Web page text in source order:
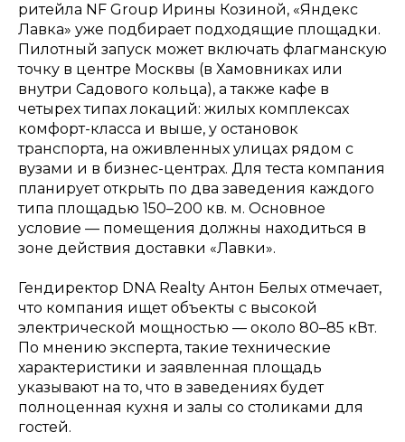
ритейла NF Group Ирины Козиной, «Яндекс
Лавка» уже подбирает подходящие площадки.
Пилотный запуск может включать флагманскую
точку в центре Москвы (в Хамовниках или
внутри Садового кольца), а также кафе в
четырех типах локаций: жилых комплексах
комфорт-класса и выше, у остановок
транспорта, на оживленных улицах рядом с
вузами и в бизнес-центрах. Для теста компания
планирует открыть по два заведения каждого
типа площадью 150–200 кв. м. Основное
условие — помещения должны находиться в
зоне действия доставки «Лавки».
Гендиректор DNA Realty Антон Белых отмечает,
что компания ищет объекты с высокой
электрической мощностью — около 80–85 кВт.
По мнению эксперта, такие технические
характеристики и заявленная площадь
указывают на то, что в заведениях будет
полноценная кухня и залы со столиками для
гостей.